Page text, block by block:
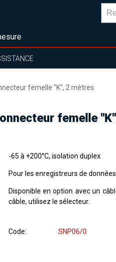
femelle "K", 2 mètres
femelle
-65 à +200°C, isolation duplex
Pour les enregistreurs de données
Disponible en option avec un
câble, utilisez le sélecteur.
Code SNP06/0